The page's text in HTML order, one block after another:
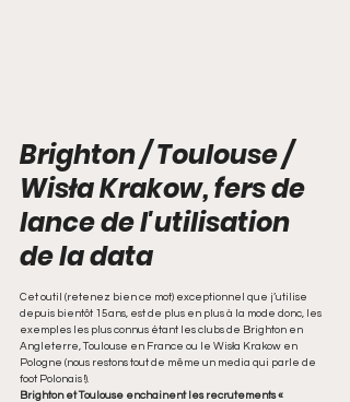
Brighton / Toulouse /
Wisła Krakow, fers de
lance de l'utilisation
de la data
Cet outil (retenez bien ce mot) exceptionnel que j’utilise
depuis bientôt 15ans, est de plus en plus à la mode donc, les
exemples les plus connus étant les clubs de Brighton en
Angleterre, Toulouse en France ou le Wisła Krakow en
Pologne (nous restons tout de même un media qui parle de
foot Polonais !).
Brighton et Toulouse enchainent les recrutements «